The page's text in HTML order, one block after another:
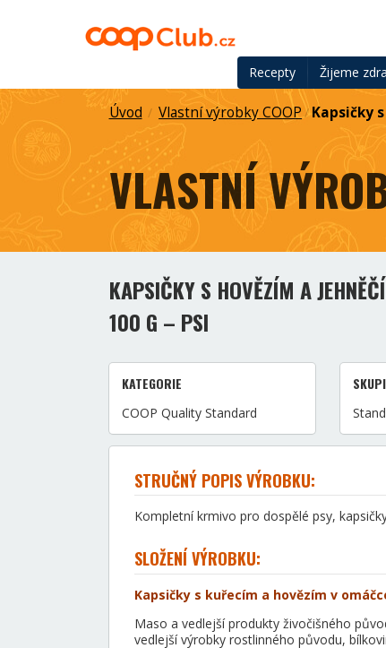
Recepty Žijeme
Úvod / Vlastní výrobky COOP / Kapsičky
VLASTNÍ
KAPSIČKY S HOVĚZÍM A
100 G – PSI
KATEGORIE
COOP Quality Standard
STRUČNÝ POPIS VÝROBKU:
Kompletní krmivo pro dospělé psy,
SLOŽENÍ VÝROBKU:
Kapsičky s kuřecím a hovězím v
Maso a vedlejší produkty živočišného
vedlejší výrobky rostlinného původu,